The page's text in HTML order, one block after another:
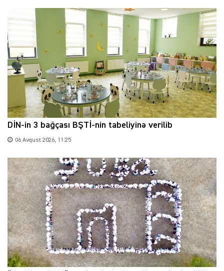
DİN-in 3 bağçası BŞTİ-nin tabeliyinə verilib
06 Avqust 2026, 11:25